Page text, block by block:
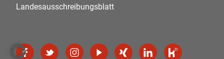
Landesausschreibungsblatt